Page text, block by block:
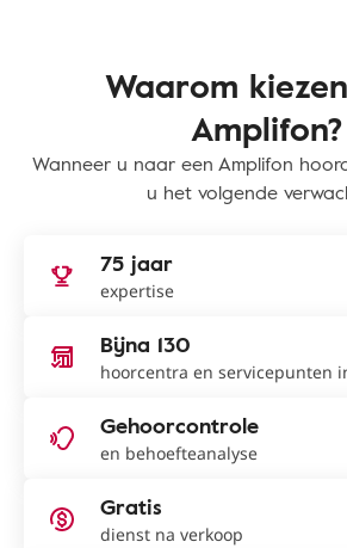
Waarom
Amplifon?
Wanneer u naar een Amplifon
u het volgende
75 jaar
expertise
Bijna 130
hoorcentra en servicepunten
Gehoorcontrole
en behoefteanalyse
Gratis
dienst na verkoop